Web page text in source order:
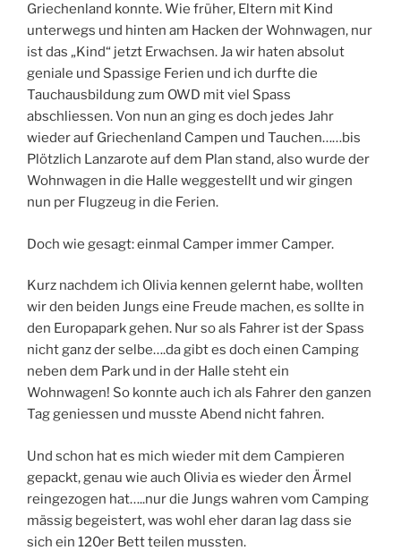
Griechenland konnte. Wie früher, Eltern mit Kind
unterwegs und hinten am Hacken der Wohnwagen, nur
ist das „Kind“ jetzt Erwachsen. Ja wir haten absolut
geniale und Spassige Ferien und ich durfte die
Tauchausbildung zum OWD mit viel Spass
abschliessen. Von nun an ging es doch jedes Jahr
wieder auf Griechenland Campen und Tauchen……bis
Plötzlich Lanzarote auf dem Plan stand, also wurde der
Wohnwagen in die Halle weggestellt und wir gingen
nun per Flugzeug in die Ferien.
Doch wie gesagt: einmal Camper immer Camper.
Kurz nachdem ich Olivia kennen gelernt habe, wollten
wir den beiden Jungs eine Freude machen, es sollte in
den Europapark gehen. Nur so als Fahrer ist der Spass
nicht ganz der selbe….da gibt es doch einen Camping
neben dem Park und in der Halle steht ein
Wohnwagen! So konnte auch ich als Fahrer den ganzen
Tag geniessen und musste Abend nicht fahren.
Und schon hat es mich wieder mit dem Campieren
gepackt, genau wie auch Olivia es wieder den Ärmel
reingezogen hat…..nur die Jungs wahren vom Camping
mässig begeistert, was wohl eher daran lag dass sie
sich ein 120er Bett teilen mussten.